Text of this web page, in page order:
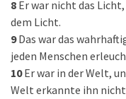
8 Er war nicht das
dem Licht.
9 Das war das
jeden Menschen
10 Er war in der Welt,
Welt erkannte ihn